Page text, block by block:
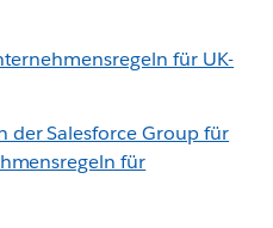
für UK-
der Salesforce Group für
für